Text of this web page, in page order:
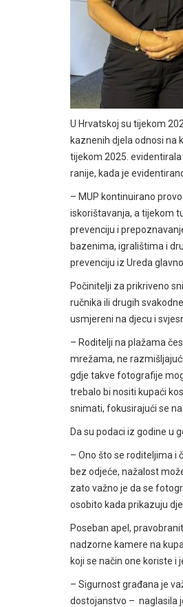
U Hrvatskoj su tijekom
kaznenih djela odnosi na
tijekom 2025.
ranije, kada je
– MUP kontinuirano
iskorištavanja, a tijekom
prevenciju i
bazenima, igralištima i
prevenciju iz Ureda
Počinitelji za prikriveno
ručnika ili drugih
usmjereni na djecu i
– Roditelji na plažama
mrežama, ne
gdje takve fotografije
trebalo bi nositi kupaći
snimati, fokusirajući se
Da su podaci iz godine u
– Ono što se roditeljima i
bez odjeće, nažalost
zato važno je da se
osobito kada prikazuju
Poseban apel,
nadzorne kamere na
koji se način one koriste i
– Sigurnost građana je
dostojanstvo – naglasila